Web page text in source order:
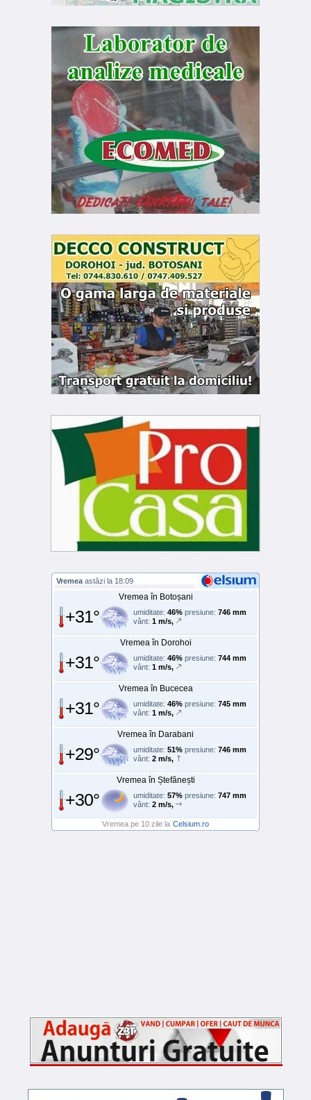
Vremea astăzi la 18:09
Vremea în Botoșani
+31° umiditate: 46% presiune: 746 mm
vânt: 1 m/s,
Vremea în Dorohoi
+31° umiditate: 46% presiune: 744 mm
vânt: 1 m/s,
Vremea în Bucecea
+31° umiditate: 46% presiune: 745 mm
vânt: 1 m/s,
Vremea în Darabani
+29° umiditate: 51% presiune: 746 mm
vânt: 2 m/s,
Vremea în Ștefănești
+30° umiditate: 57% presiune: 747 mm
vânt: 2 m/s,
Vremea pe 10 zile la Celsium.ro